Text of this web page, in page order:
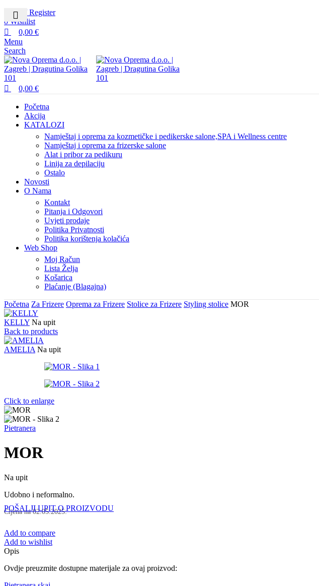
Login / Register
0 Wishlist
0,00 €
Menu
Search
0,00 €
Početna
Akcija
KATALOZI
Namještaj i oprema za kozmetičke i pedikerske salone,SPA i Wellness centre
Namještaj i oprema za frizerske salone
Alat i pribor za pedikuru
Linija za depilaciju
Ostalo
Novosti
O Nama
Kontakt
Pitanja i Odgovori
Uvjeti prodaje
Politika Privatnosti
Politika korištenja kolačića
Web Shop
Moj Račun
Lista Želja
Košarica
Plaćanje (Blagajna)
Početna Za Frizere Oprema za Frizere Stolice za Frizere Styling stolice MOR
KELLY Na upit
Back to products
AMELIA Na upit
Click to enlarge
Pietranera
MOR
Na upit
Udobno i neformalno.
Cijena na02.05.2025:
POŠALJI UPIT O PROIZVODU
Add to compare
Add to wishlist
Opis
Ovdje preuzmite dostupne materijale za ovaj proizvod: